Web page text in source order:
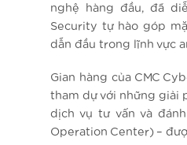
nghệ hàng đầu, đã
Security tự hào góp
dẫn đầu trong lĩnh vực
Gian hàng của CMC
tham dự với những giải
dịch vụ tư vấn và
Operation Center) –